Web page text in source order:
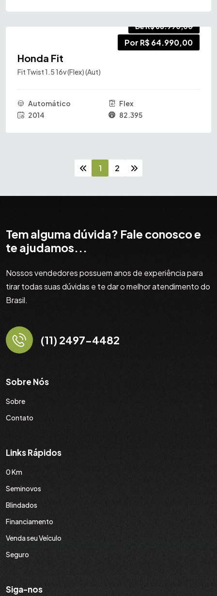
De R$ 68.990,00
Por R$ 64.990,00
Honda Fit
Fit Twist 1.5 16v (Flex) (Aut)
Automático
Flex
2014
82.395
1 2
Tem alguma dúvida? Fale conosco e
te ajudamos...
Nossos vendedores possuem anos de experiência para
tirar todas suas dúvidas e te dar o melhor atendimento do
Brasil.
(11) 2497-4482
Sobre Nós
Sobre
Contato
Links Rápidos
0 Km
Seminovos
Blindados
Financiamento
Venda seu Veículo
Seguro
Siga-nos